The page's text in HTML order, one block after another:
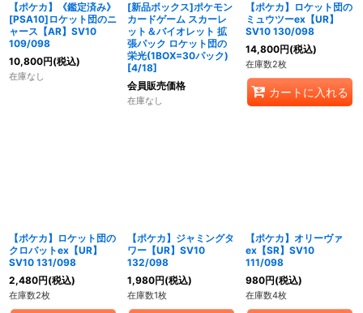
【ポケカ】《鑑定済み》
[PSA10]ロケット団のニ
ャース【AR】SV10
109/098
10,800円(税込)
在庫なし
[新品ボックス]ポケモン
カードゲーム スカーレ
ット＆バイオレット 拡
張パック ロケット団の
栄光(1BOX=30パック)
[4/18]
会員販売価格
在庫なし
【ポケカ】ロケット団の
ミュウツーex【UR】
SV10 130/098
14,800円(税込)
在庫数2枚
カートに入れる
【ポケカ】ロケット団の
クロバットex【UR】
SV10 131/098
2,480円(税込)
在庫数2枚
【ポケカ】ジャミングタ
ワー【UR】SV10
132/098
1,980円(税込)
在庫数1枚
【ポケカ】オリーヴァ
ex【SR】SV10
111/098
980円(税込)
在庫数4枚